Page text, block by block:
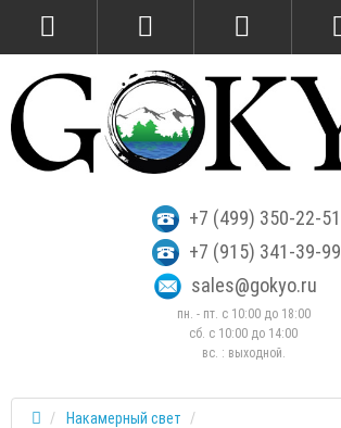
+7 (499) 350-22-51
+7 (915) 341-39-99
sales@gokyo.ru
пн. - пт. с 10:00 до 18:00
сб. c 10:00 до 14:00
вс. : выходной.
Накамерный свет